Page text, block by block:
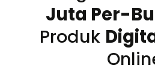
Juta Per-
Produk